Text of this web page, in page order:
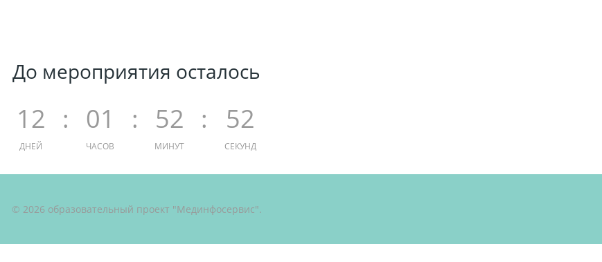
До мероприятия осталось
12
ДНЕЙ
: 01
ЧАСОВ
: 52
МИНУТ
: 52
СЕКУНД
© 2026 образовательный проект "Мединфосервис".